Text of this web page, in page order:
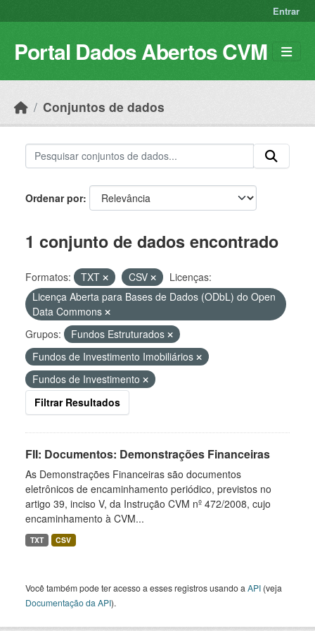
Entrar
Portal Dados Abertos CVM
Conjuntos de dados
Ordenar por
1 conjunto de dados encontrado
Formatos: TXT CSV
Licenças:
Licença Aberta para Bases de Dados (ODbL) do Open
Data Commons
Grupos:
Fundos Estruturados
Fundos de Investimento Imobiliários
Fundos de Investimento
Filtrar Resultados
FII: Documentos: Demonstrações Financeiras
As Demonstrações Financeiras são documentos
eletrônicos de encaminhamento periódico, previstos no
artigo 39, inciso V, da Instrução CVM nº 472/2008, cujo
encaminhamento à CVM...
TXT CSV
Você também pode ter acesso a esses registros usando a API (veja
Documentação da API).